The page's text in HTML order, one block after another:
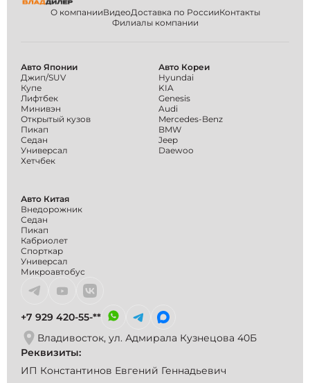
О компанииВидеоДоставка по РоссииКонтакты
Филиалы компании
+7 929 420-55-**
Владивосток, ул. Адмирала Кузнецова 40Б
Реквизиты:
ИП Константинов Евгений Геннадьевич
Авто Японии
Джип/SUV
Купе
Лифтбек
Минивэн
Открытый кузов
Пикап
Седан
Универсал
Хетчбек
Авто Кореи
Hyundai
KIA
Genesis
Audi
Mercedes-Benz
BMW
Jeep
Daewoo
Авто Китая
Внедорожник
Седан
Пикап
Кабриолет
Спорткар
Универсал
Микроавтобус